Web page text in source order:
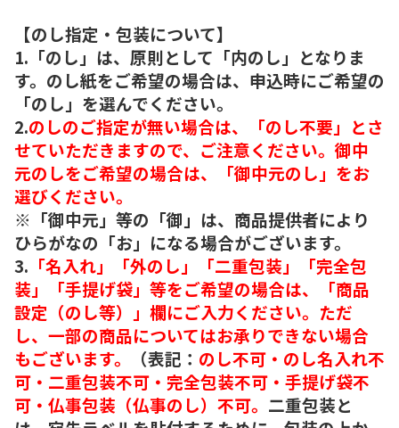
【のし指定・包装について】
1.「のし」は、原則として「内のし」となりま
す。のし紙をご希望の場合は、申込時にご希望の
「のし」を選んでください。
2.のしのご指定が無い場合は、「のし不要」とさ
せていただきますので、ご注意ください。御中
元のしをご希望の場合は、「御中元のし」をお
選びください。
※「御中元」等の「御」は、商品提供者により
ひらがなの「お」になる場合がございます。
3. 「名入れ」「外のし」「二重包装」「完全包
装」「手提げ袋」等をご希望の場合は、「商品
設定（のし等）」欄にご入力ください。ただ
し、一部の商品についてはお承りできない場合
もございます。
（表記： のし不可・のし名入れ不
可・二重包装不可・完全包装不可・手提げ袋不
可・仏事包装（仏事のし）不可。 二重包装と